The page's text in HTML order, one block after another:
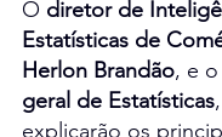
O diretor de
Estatísticas de
Herlon Brandão, e o
geral de Estatísticas,
explicarão os